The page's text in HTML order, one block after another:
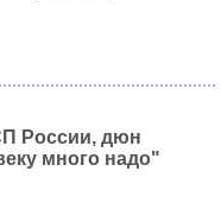
России, дюн
много надо"